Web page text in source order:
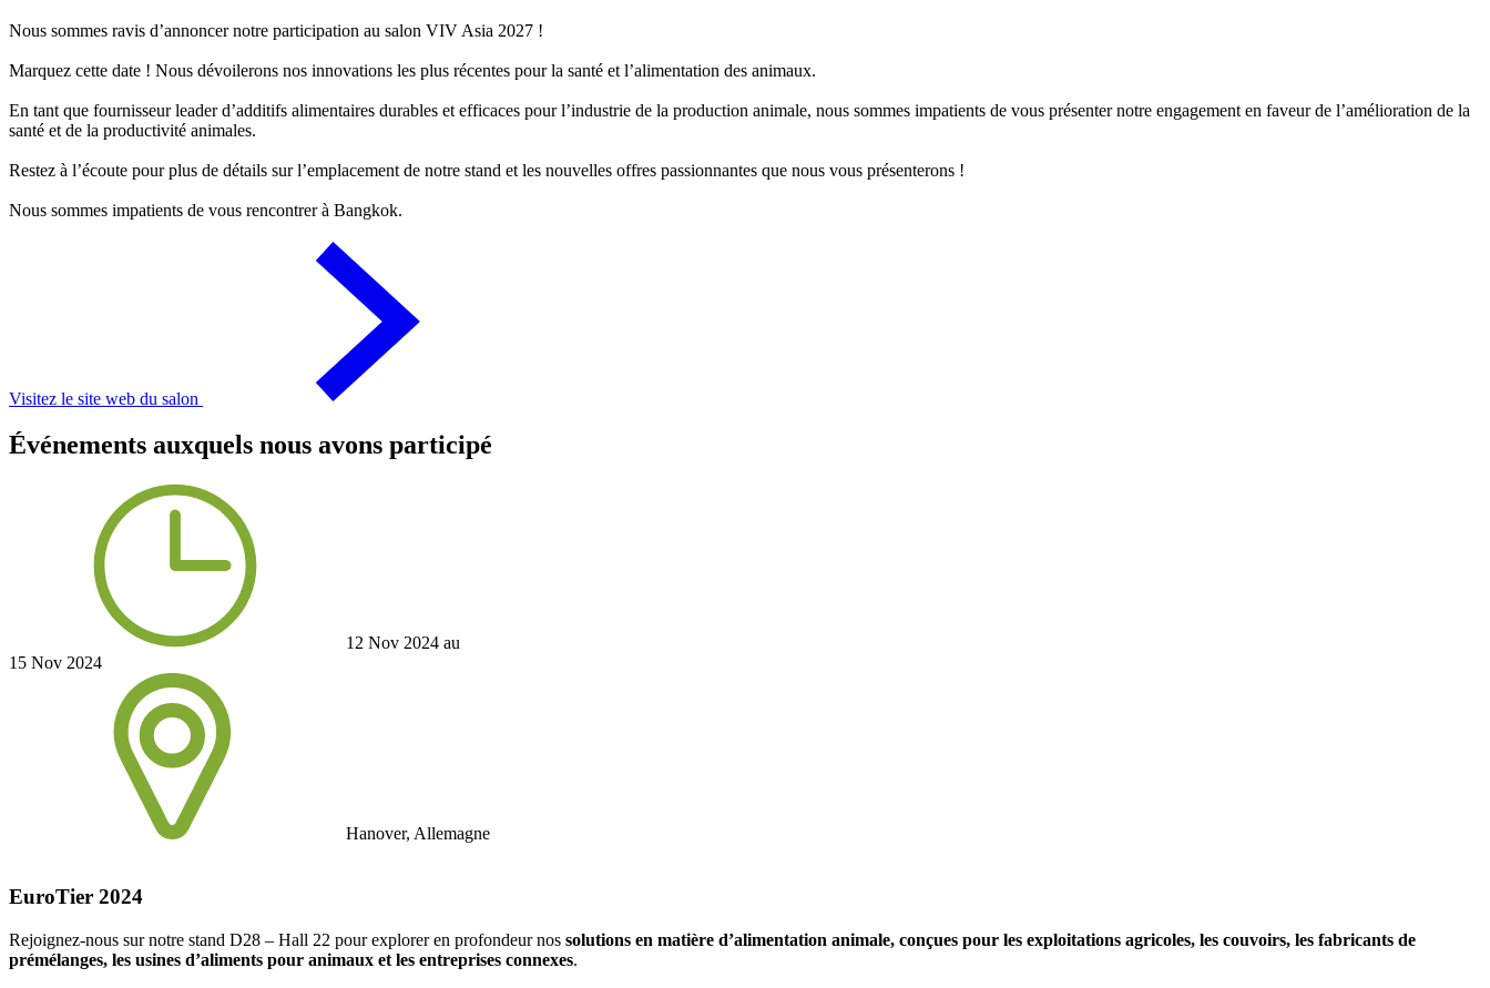
Nous sommes ravis d’annoncer notre participation au salon VIV Asia 2027 !
Marquez cette date ! Nous dévoilerons nos innovations les plus récentes pour la santé et l’alimentation des animaux.
En tant que fournisseur leader d’additifs alimentaires durables et efficaces pour l’industrie de la production animale, nous sommes impatients de vous présenter notre engagement en faveur de l’amélioration de la
santé et de la productivité animales.
Restez à l’écoute pour plus de détails sur l’emplacement de notre stand et les nouvelles offres passionnantes que nous vous présenterons !
Nous sommes impatients de vous rencontrer à Bangkok.
Visitez le site web du salon
Événements auxquels nous avons participé
12 Nov 2024 au
15 Nov 2024
Hanover, Allemagne
EuroTier 2024
Rejoignez-nous sur notre stand D28 – Hall 22 pour explorer en profondeur nos solutions en matière d’alimentation animale, conçues pour les exploitations agricoles, les couvoirs, les fabricants de
prémélanges, les usines d’aliments pour animaux et les entreprises connexes.